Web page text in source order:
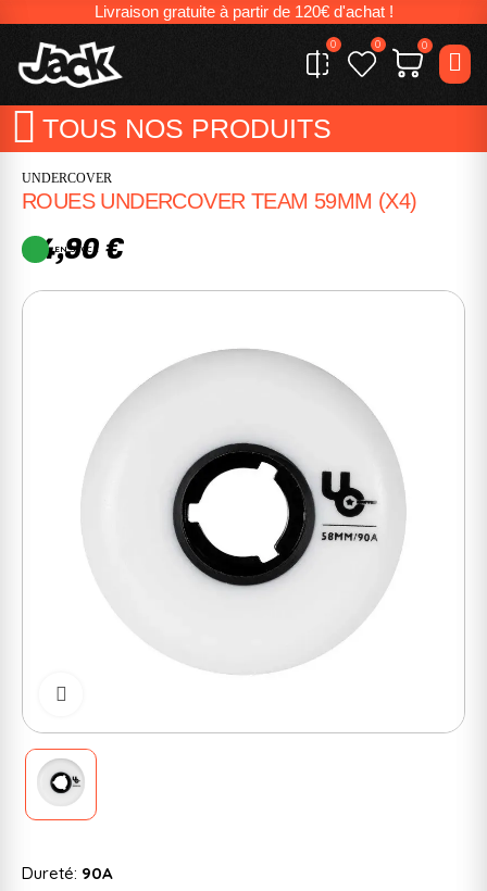
Livraison gratuite à partir de 120€ d'achat !
0 0 0
TOUS NOS PRODUITS
UNDERCOVER
ROUES UNDERCOVER TEAM 59MM (X4)
34,90 €
EN STOCK
Dureté: 90A